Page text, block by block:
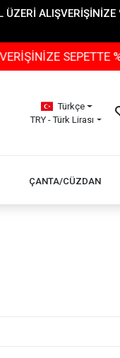
ÜZERİ
SEPETTE %20
Türkçe
TRY - Türk Lirası
ÇANTA/CÜZDAN